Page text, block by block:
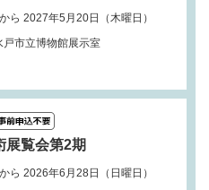
ら 2027年5月20日（木曜日）
戸市立博物館展示室
展覧会第2期
ら 2026年6月28日（日曜日）